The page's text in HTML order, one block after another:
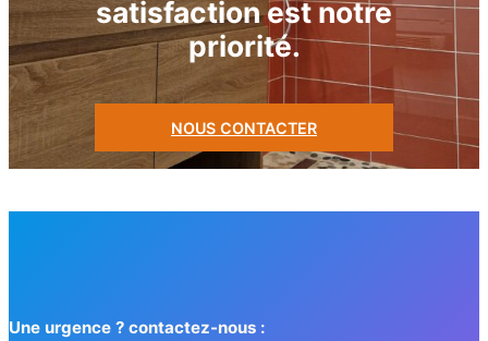
satisfaction est notre
priorité.
NOUS CONTACTER
Une urgence ? contactez-nous :